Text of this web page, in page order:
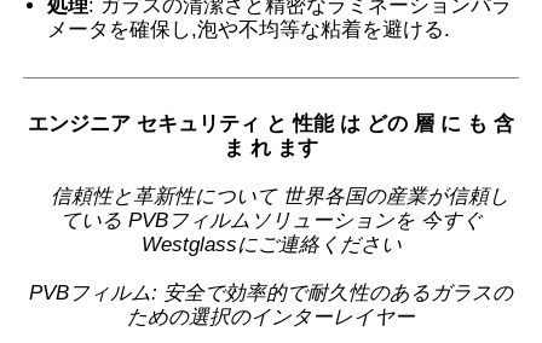
処理: ガラスの清潔さと精密なラミネーションパラ
メータを確保し,泡や不均等な粘着を避ける.
エンジニア セキュリティ と 性能 は どの 層 に も 含
ま れ ます
信頼性と革新性について 世界各国の産業が信頼し
ている PVBフィルムソリューションを 今すぐ
Westglassにご連絡ください
PVBフィルム: 安全で効率的で耐久性のあるガラスの
ための選択のインターレイヤー